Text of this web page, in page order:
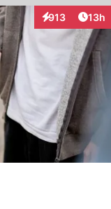
913
Interaktionen
13h